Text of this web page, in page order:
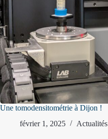
Une tomodensitométrie à Dijon !
février 1, 2025
Actualités